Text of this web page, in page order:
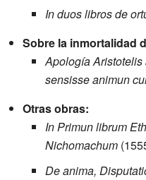
In duos libros de
Sobre la inmortalidad
Apología
sensisse animun
Otras obras:
In Primun librum
Nichomachum
De anima,